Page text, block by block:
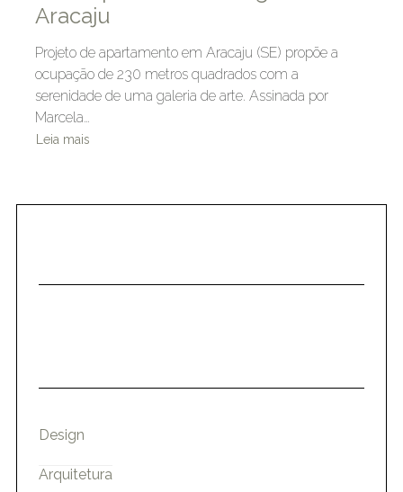
Aracaju
Projeto de apartamento em Aracaju (SE) propõe a
ocupação de 230 metros quadrados com a
serenidade de uma galeria de arte. Assinada por
Marcela…
Leia mais
Design
Arquitetura